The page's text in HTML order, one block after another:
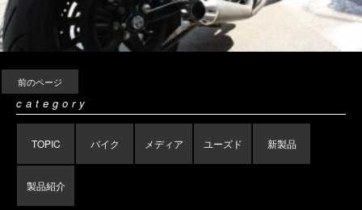
前のページ
category
TOPIC バイク メディア ユーズド 新製品
製品紹介